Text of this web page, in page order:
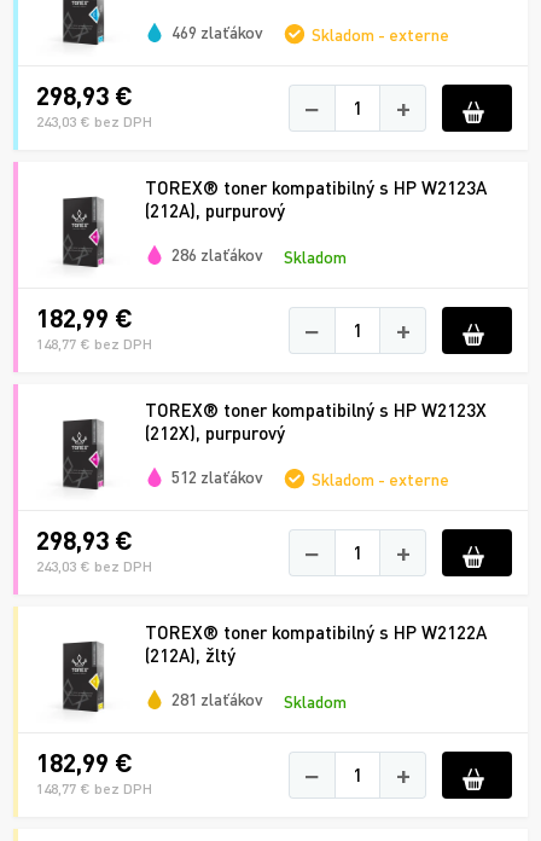
469 zlaťákov Skladom - externe
298,93 €
243,03 € bez DPH − +
TOREX® toner kompatibilný s HP W2123A
(212A), purpurový
286 zlaťákov Skladom
182,99 €
148,77 € bez DPH − +
TOREX® toner kompatibilný s HP W2123X
(212X), purpurový
512 zlaťákov Skladom - externe
298,93 €
243,03 € bez DPH − +
TOREX® toner kompatibilný s HP W2122A
(212A), žltý
281 zlaťákov Skladom
182,99 €
148,77 € bez DPH − +